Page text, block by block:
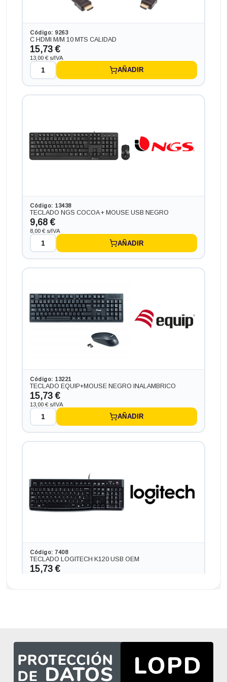
Ordenador HP PC HP SLIM ¡3 GEN 9 RADEON 2GB en
formato SFF, procesador CORE I3 - 9100 4.2 GHZ (9ª
Generación), memoria DDR4, Salidas gráficas:
VGA+HDMI+DP+DVI
210,54 €
Ordenador HP PC HP SLIM ¡7 GEN 7 en formato SFF,
Generación), memoria DDR4, Salidas gráficas: HDMI+DP
+32,67€ más caro
+41,14€ más caro
+53,24€ más caro
Código: 9263
C HDMI M/M 10 MTS CALIDAD
15,73 €
13,00 € s/IVA
AÑADIR
Código: 13438
TECLADO NGS COCOA + MOUSE USB NEGRO
9,68 €
8,00 € s/IVA
AÑADIR
Código: 13221
TECLADO EQUIP+MOUSE NEGRO INALAMBRICO
15,73 €
13,00 € s/IVA
AÑADIR
Código: 7408
TECLADO LOGITECH K120 USB OEM
15,73 €